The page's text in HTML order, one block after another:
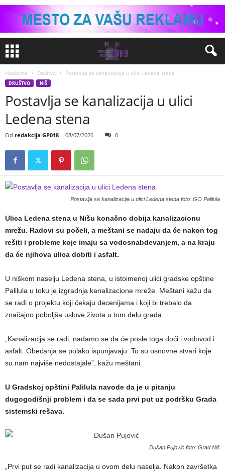
Naslovna Društvo Postavlja se kanalizacija u ulici Ledena stena
DRUŠTVO NIŠ
Postavlja se kanalizacija u ulici
Ledena stena
Od redakcija GP018 - 08/07/2026 0
Postavlja se kanalizacija u ulici Ledena stena foto: GO Palilula
Ulica Ledena stena u Nišu konačno dobija kanalizacionu
mrežu. Radovi su počeli, a meštani se nadaju da će nakon tog
rešiti i probleme koje imaju sa vodosnabdevanjem, a na kraju
da će njihova ulica dobiti i asfalt.
U niškom naselju Ledena stena, u istoimenoj ulici gradske opštine
Palilula u toku je izgradnja kanalizacione mreže. Meštani kažu da
se radi o projektu koji čekaju decenijama i koji bi trebalo da
značajno poboljša uslove života u tom delu grada.
„Kanalizacija se radi, nadamo se da će posle toga doći i vodovod i
asfalt. Obećanja se polako ispunjavaju. To su osnovne stvari koje
su nam najviše nedostajale”, kažu meštani.
U Gradskoj opštini Palilula navode da je u pitanju
dugogodišnji problem i da se sada prvi put uz podršku Grada
sistemski rešava.
Dušan Pujović foto: Grad Niš
„Prvi put se radi kanalizacija u ovom delu naselja. Nakon završetka